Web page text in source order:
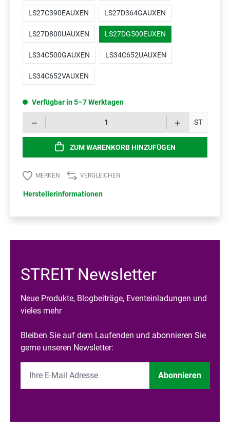
LS27C390EAUXEN LS27D364GAUXEN
LS27D800UAUXEN LS27DG500EUXEN
LS34C500GAUXEN LS34C652UAUXEN
LS34C652VAUXEN
Verfügbar in 5–7 Werktagen
ST
ZUM WARENKORB HINZUFÜGEN
MERKEN VERGLEICHEN
Herstellerinformationen
STREIT Newsletter
Neue Produkte, Blogbeiträge, Eventeinladungen und
vieles mehr
Bleiben Sie auf dem Laufenden und abonnieren Sie
gerne unseren Newsletter:
Abonnieren